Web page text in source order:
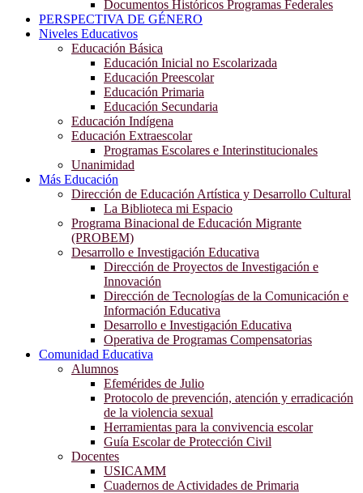
Documentos Históricos Programas Federales
PERSPECTIVA DE GÉNERO
Niveles Educativos
Educación Básica
Educación Inicial no Escolarizada
Educación Preescolar
Educación Primaria
Educación Secundaria
Educación Indígena
Educación Extraescolar
Programas Escolares e Interinstitucionales
Unanimidad
Más Educación
Dirección de Educación Artística y Desarrollo Cultural
La Biblioteca mi Espacio
Programa Binacional de Educación Migrante
(PROBEM)
Desarrollo e Investigación Educativa
Dirección de Proyectos de Investigación e
Innovación
Dirección de Tecnologías de la Comunicación e
Información Educativa
Desarrollo e Investigación Educativa
Operativa de Programas Compensatorias
Comunidad Educativa
Alumnos
Efemérides de Julio
Protocolo de prevención, atención y erradicación
de la violencia sexual
Herramientas para la convivencia escolar
Guía Escolar de Protección Civil
Docentes
USICAMM
Cuadernos de Actividades de Primaria